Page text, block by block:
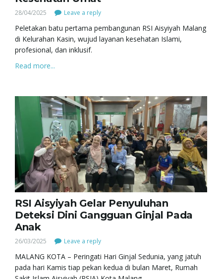
28/04/2025 Leave a reply
Peletakan batu pertama pembangunan RSI Aisyiyah Malang
di Kelurahan Kasin, wujud layanan kesehatan Islami,
profesional, dan inklusif.
Read more...
RSI Aisyiyah Gelar Penyuluhan
Deteksi Dini Gangguan Ginjal Pada
Anak
26/03/2025 Leave a reply
MALANG KOTA – Peringati Hari Ginjal Sedunia, yang jatuh
pada hari Kamis tiap pekan kedua di bulan Maret, Rumah